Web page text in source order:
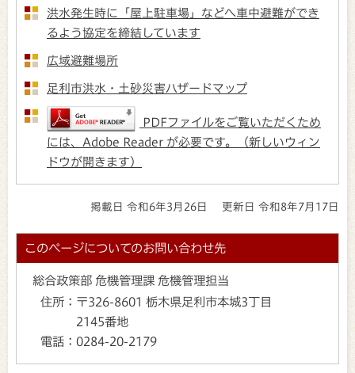
洪水発生時に「屋上駐車場」などへ車中避難ができ
るよう協定を締結しています
広域避難場所
足利市洪水・土砂災害ハザードマップ
PDFファイルをご覧いただくため
には、Adobe Reader が必要です。（新しいウィン
ドウが開きます）
掲載日 令和6年3月26日 更新日 令和8年7月17日
このページについてのお問い合わせ先
総合政策部 危機管理課 危機管理担当
住所： 〒326-8601 栃木県足利市本城3丁目
2145番地
電話： 0284-20-2179